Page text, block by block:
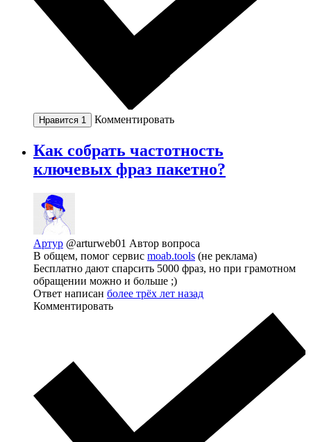
Нравится 1 Комментировать
Как собрать частотность
ключевых фраз пакетно?
Артур @arturweb01 Автор вопроса
В общем, помог сервис moab.tools (не реклама)
Бесплатно дают спарсить 5000 фраз, но при грамотном
обращении можно и больше ;)
Ответ написан более трёх лет назад
Комментировать